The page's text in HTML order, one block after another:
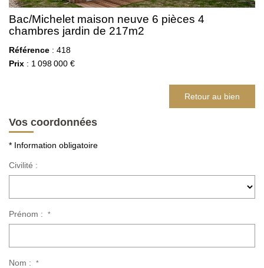
Bac/Michelet maison neuve 6 pièces 4
chambres jardin de 217m2
Référence : 418
Prix : 1 098 000 €
Retour au bien
Vos coordonnées
* Information obligatoire
Civilité :
Prénom : *
Nom : *